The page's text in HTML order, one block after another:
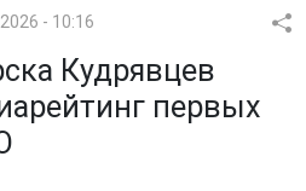
- 10:16
Кудрявцев
первых